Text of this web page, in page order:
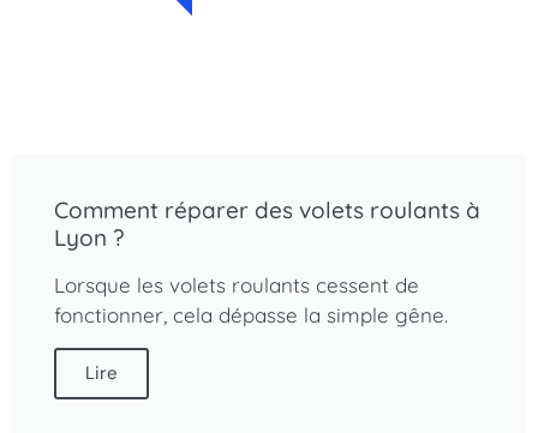
Comment réparer des volets roulants à
Lyon ?
Lorsque les volets roulants cessent de
fonctionner, cela dépasse la simple gêne.
Lire